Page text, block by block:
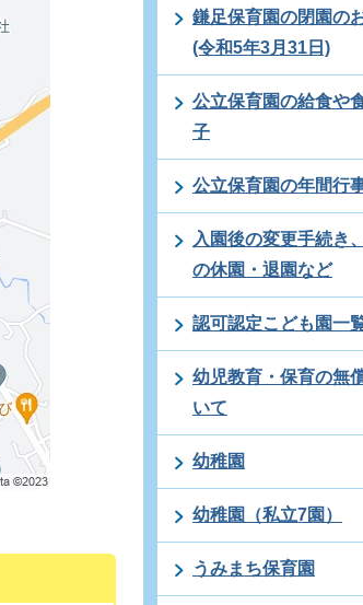
鎌足保育園の閉園の
(令和5年3月31日)
公立保育園の給食や
子
公立保育園の年間行
入園後の変更手続き
の休園・退園など
認可認定こども園一
幼児教育・保育の無
いて
幼稚園
幼稚園（私立7園）
うみまち保育園